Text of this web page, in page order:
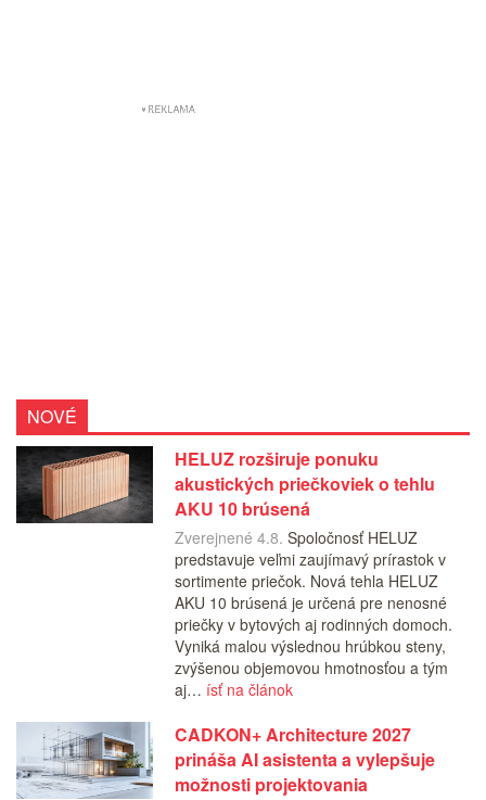
NOVÉ
HELUZ rozširuje ponuku
akustických priečkoviek o tehlu
AKU 10 brúsená
Zverejnené 4.8. Spoločnosť HELUZ
predstavuje veľmi zaujímavý prírastok v
sortimente priečok. Nová tehla HELUZ
AKU 10 brúsená je určená pre nenosné
priečky v bytových aj rodinných domoch.
Vyniká malou výslednou hrúbkou steny,
zvýšenou objemovou hmotnosťou a tým
aj… ísť na článok
CADKON+ Architecture 2027
prináša AI asistenta a vylepšuje
možnosti projektovania